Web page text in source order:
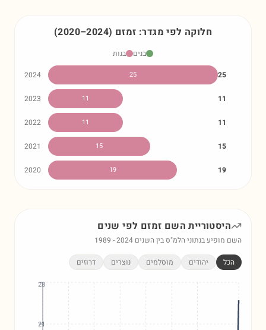
חלוקה לפי מגדר: זמזם (2020–2024)
בנים
בנות
2024
25 25
2023 11 11
2022 11 11
2021 15 15
2020 19 19
היסטוריית השם זמזם לפי שנים
השם מופיע בנתוני הלמ"ס בין השנים 1989 -2024
הכל יהודים מוסלמים נוצרים דרוזים
21
28